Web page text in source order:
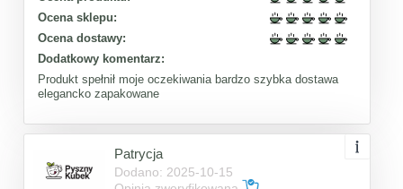
Ocena sklepu:
Ocena dostawy:
Dodatkowy komentarz:
Produkt spełnił moje oczekiwania bardzo szybka dostawa
elegancko zapakowane
Patrycja
Dodano: 2025-10-15